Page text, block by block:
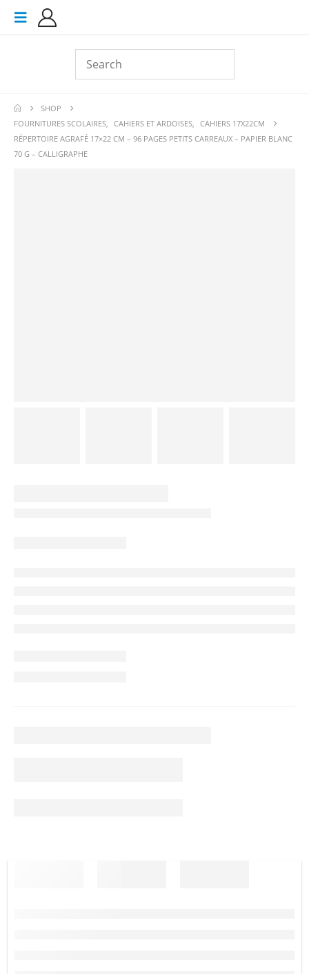
SHOP
FOURNITURES SCOLAIRES, CAHIERS ET ARDOISES, CAHIERS 17X22CM
RÉPERTOIRE AGRAFÉ 17×22 CM – 96 PAGES PETITS CARREAUX – PAPIER BLANC
70 G – CALLIGRAPHE